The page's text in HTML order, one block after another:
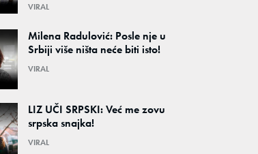
VIRAL
Milena Radulović: Posle nje u
Srbiji više ništa neće biti isto!
VIRAL
LIZ UČI SRPSKI: Već me zovu
srpska snajka!
VIRAL